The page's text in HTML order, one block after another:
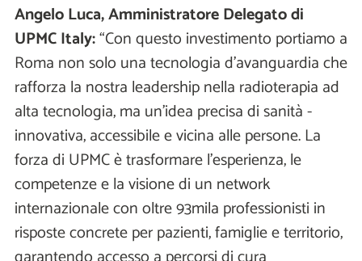
Angelo Luca, Amministratore Delegato di
UPMC Italy:“Con questo investimento portiamo a
Roma non solo una tecnologia d’avanguardia che
rafforza la nostra leadership nella radioterapia ad
alta tecnologia, ma un’idea precisa di sanità -
innovativa, accessibile e vicina alle persone. La
forza di UPMC è trasformare l’esperienza, le
competenze e la visione di un network
internazionale con oltre 93mila professionisti in
risposte concrete per pazienti, famiglie e territorio,